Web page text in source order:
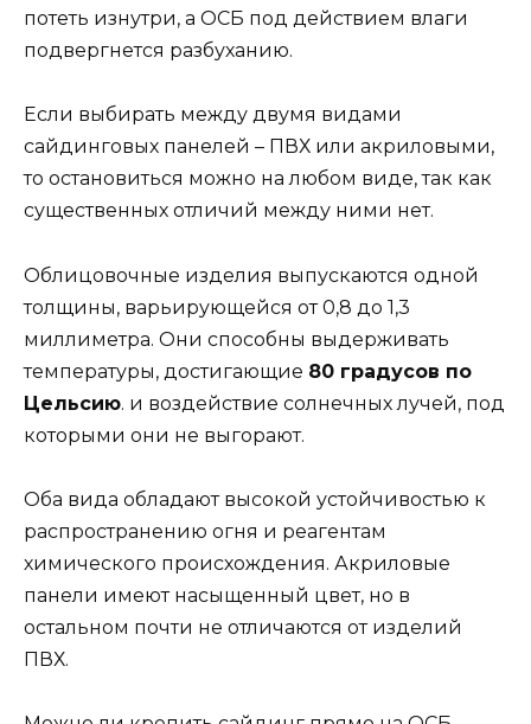
потеть изнутри, а ОСБ под действием влаги
подвергнется разбуханию.
Если выбирать между двумя видами
сайдинговых панелей – ПВХ или акриловыми,
то остановиться можно на любом виде, так как
существенных отличий между ними нет.
Облицовочные изделия выпускаются одной
толщины, варьирующейся от 0,8 до 1,3
миллиметра. Они способны выдерживать
температуры, достигающие 80 градусов по
Цельсию. и воздействие солнечных лучей, под
которыми они не выгорают.
Оба вида обладают высокой устойчивостью к
распространению огня и реагентам
химического происхождения. Акриловые
панели имеют насыщенный цвет, но в
остальном почти не отличаются от изделий
ПВХ.